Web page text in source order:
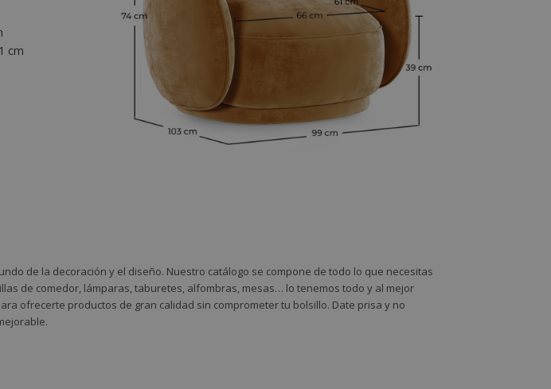
cm
de la decoración y el diseño. Nuestro catálogo se compone de todo lo que necesitas
de comedor, lámparas, taburetes, alfombras, mesas… lo tenemos todo y al mejor
ofrecerte productos de gran calidad sin comprometer tu bolsillo. Date prisa y no